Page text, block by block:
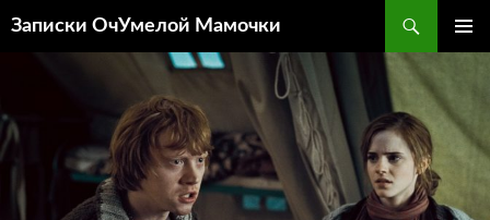
Записки ОчУмелой Мамочки